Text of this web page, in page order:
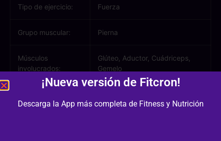
Tipo de ejercicio: Fuerza
Grupo muscular: Pierna
Músculos
involucrados:
Glúteo, Aductor, Cuádriceps,
Gemelo
Material:
¡Nueva versión de Fitcron!
Descarga la App más completa de Fitness y Nutrición